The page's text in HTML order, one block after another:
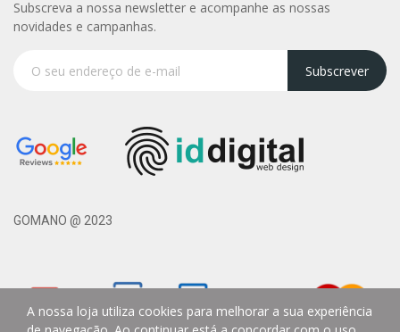
Subscreva a nossa newsletter e acompanhe as nossas
novidades e campanhas.
Subscrever
GOMANO @ 2023
A nossa loja utiliza cookies para melhorar a sua experiência